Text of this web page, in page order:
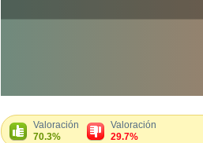
Valoración
70.3%
Valoración
29.7%